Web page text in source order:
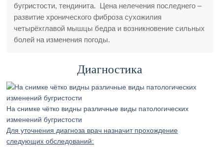
бугристости, тендинита. Цена нелечения последнего –
развитие хронического фиброза сухожилия
четырёхглавой мышцы бедра и возникновение сильных
болей на изменения погоды.
Диагностика
На снимке чётко видны различные виды патологических
изменений бугристости
Для уточнения диагноза врач назначит прохождение
следующих обследований: